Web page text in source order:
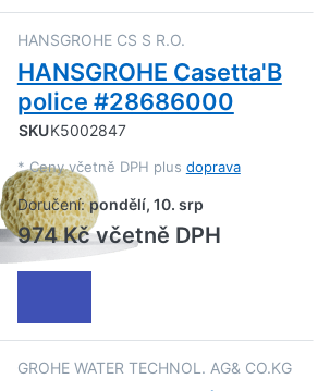
HANSGROHE CS S R.O.
HANSGROHE Casetta'B
police #28686000
SKUK5002847
* Ceny včetně DPH plus doprava
Doručení: pondělí, 10. srp
974 Kč včetně DPH
GROHE WATER TECHNOL. AG& CO.KG